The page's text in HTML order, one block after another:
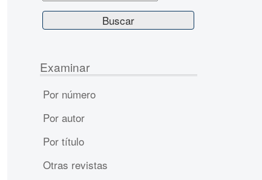
Examinar
Por número
Por autor
Por título
Otras revistas